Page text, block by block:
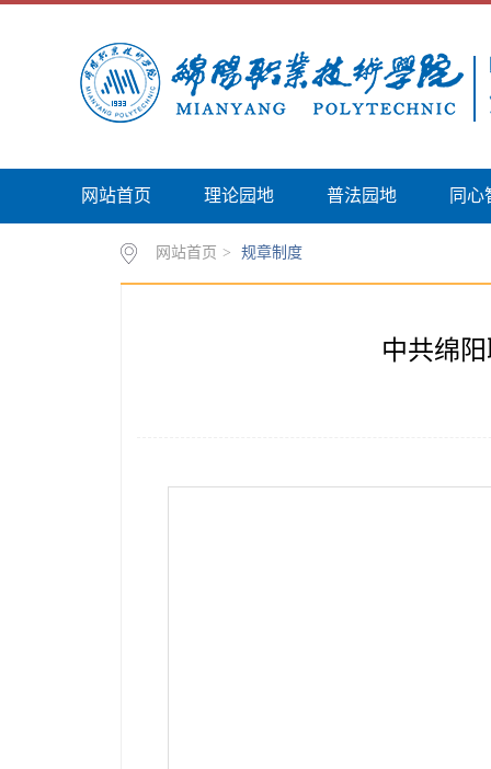
网站首页 理论园地 普法园地 同心
网站首页 > 规章制度
中共绵